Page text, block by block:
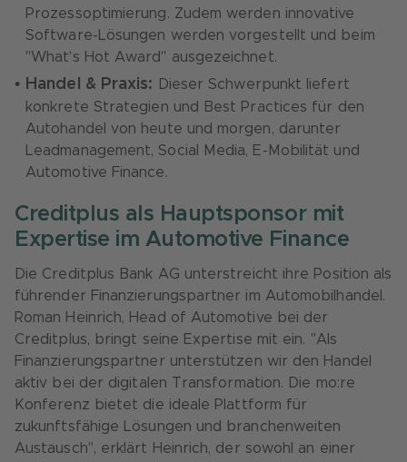
Prozessoptimierung. Zudem werden innovative
Software-Lösungen werden vorgestellt und beim
"What's Hot Award" ausgezeichnet.
Handel & Praxis: Dieser Schwerpunkt liefert
konkrete Strategien und Best Practices für den
Autohandel von heute und morgen, darunter
Leadmanagement, Social Media, E-Mobilität und
Automotive Finance.
Creditplus als Hauptsponsor mit
Expertise im Automotive Finance
Die Creditplus Bank AG unterstreicht ihre Position als
führender Finanzierungspartner im Automobilhandel.
Roman Heinrich, Head of Automotive bei der
Creditplus, bringt seine Expertise mit ein. "Als
Finanzierungspartner unterstützen wir den Handel
aktiv bei der digitalen Transformation. Die mo:re
Konferenz bietet die ideale Plattform für
zukunftsfähige Lösungen und branchenweiten
Austausch", erklärt Heinrich, der sowohl an einer